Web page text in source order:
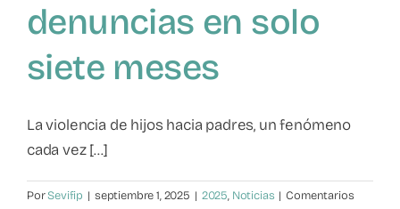
Mapa de recursos
Observatorio VFP
denuncias en solo
siete meses
La violencia de hijos hacia padres, un fenómeno
cada vez [...]
PorSevifip | septiembre 1, 2025 | 2025, Noticias | Comentarios